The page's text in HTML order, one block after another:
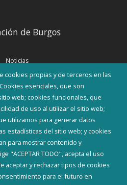
cookies propias y de terceros en las
esenciales, que son
web; cookies funcionales, que
de uso al utilizar el sitio web;
utilizamos para generar datos
estadísticas del sitio web; y cookies
para mostrar contenido y
"ACEPTAR TODO", acepta el uso
aceptar y rechazar tipos de cookies
para el futuro en
de Burgos
Noticias
Eventos
Municipal
de interés
SESIÓN
MAPA WEB